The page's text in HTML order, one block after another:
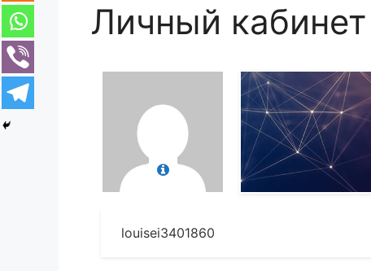
Личный кабинет
louisei3401860